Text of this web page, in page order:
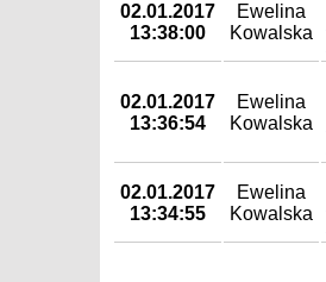
02.01.2017
13:38:00
Ewelina
Kowalska
02.01.2017
13:36:54
Ewelina
Kowalska
02.01.2017
13:34:55
Ewelina
Kowalska